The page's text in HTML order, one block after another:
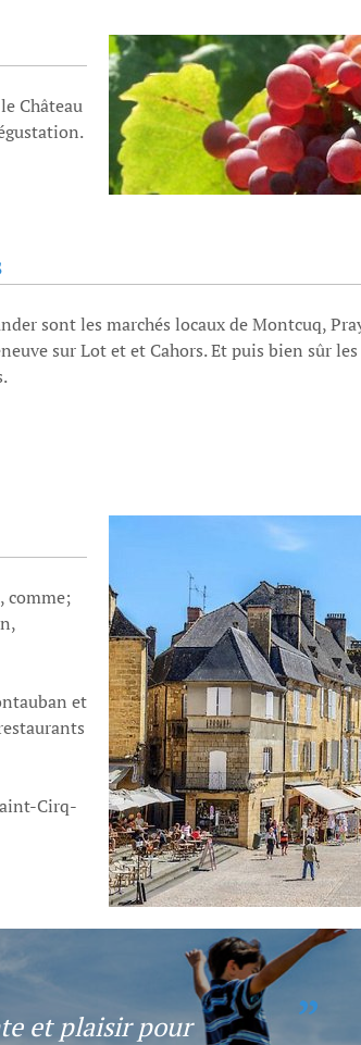
Château
sont les marchés locaux de Montcuq,
sur Lot et et Cahors. Et puis bien sûr
comme;
et
Cirq-
et plaisir pour